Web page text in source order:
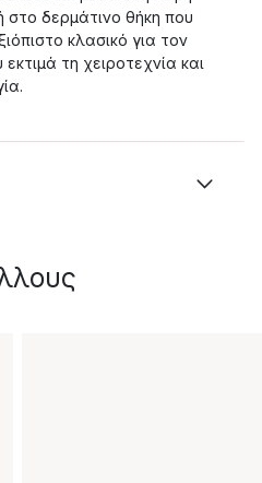
στο δερμάτινο θήκη που
κλασικό για τον
τη χειροτεχνία και